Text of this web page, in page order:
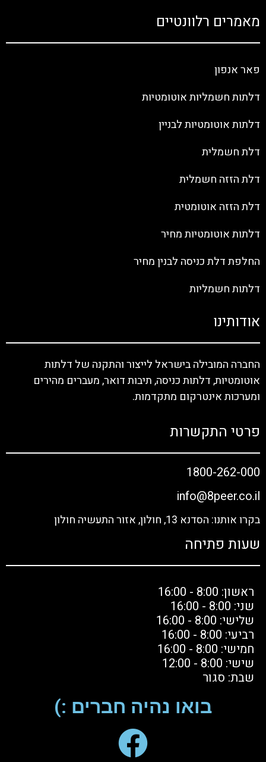
מאמרים רלוונטיים
פאר אנפון
דלתות חשמליות אוטומטיות
דלתות אוטומטיות לבניין
דלת חשמלית
דלת הזזה חשמלית
דלת הזזה אוטומטית
דלתות אוטומטיות מחיר
החלפת דלת כניסה לבנין מחיר
דלתות חשמליות
אודותינו
החברה המובילה בישראל לייצור והתקנה של דלתות
אוטומטיות, דלתות כניסה, תיבות דואר, מעברים מהירים
ומערכות אינטרקום מתקדמות.
פרטי התקשרות
1800-262-000
info@8peer.co.il
בקרו אותנו: הסדנא 13, חולון, אזור התעשיה חולון
שעות פתיחה
ראשון: 8:00 - 16:00
שני: 8:00 - 16:00
שלישי: 8:00 - 16:00
רביעי: 8:00 - 16:00
חמישי: 8:00 - 16:00
שישי: 8:00 - 12:00
שבת: סגור
בואו נהיה חברים :)